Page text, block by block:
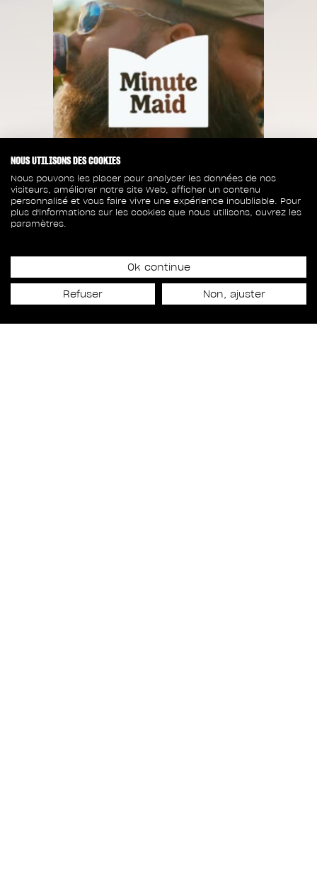
Date de lancement
20 avril 2026
NOUS UTILISONS DES COOKIES
Nous pouvons les placer pour analyser les données de nos
visiteurs, améliorer notre site Web, afficher un contenu
personnalisé et vous faire vivre une expérience inoubliable. Pour
plus d'informations sur les cookies que nous utilisons, ouvrez les
paramètres.
Ok continue
Refuser Non, ajuster